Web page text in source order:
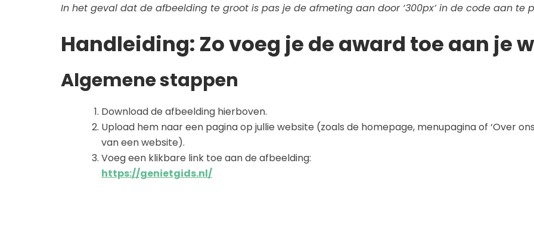
In het geval dat de afbeelding te groot is pas je de afmeting aan door ‘300px’ in de code aan te
Handleiding: Zo voeg je de award toe aan je
Algemene stappen
Download de afbeelding hierboven.
Upload hem naar een pagina op jullie website (zoals de homepage, menupagina of ‘Over
van een website).
Voeg een klikbare link toe aan de afbeelding:
https://genietgids.nl/